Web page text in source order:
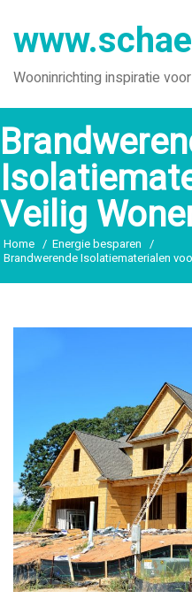
naar
inhoud
Wooninrichting inspiratie
Veilig
Home
Energie besparen
Brandwerende Isolatiematerialen